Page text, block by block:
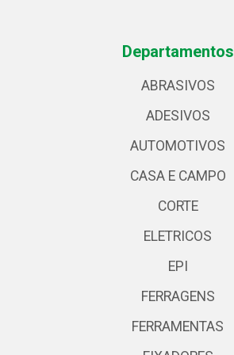
Departamentos
ABRASIVOS
ADESIVOS
AUTOMOTIVOS
CASA E CAMPO
CORTE
ELETRICOS
EPI
FERRAGENS
FERRAMENTAS